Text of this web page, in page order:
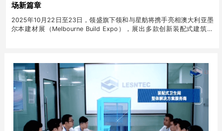
场新篇章
2025年10月22日至23日，领盛旗下领和与星舫将携手亮相澳大利亚墨
尔本建材展（Melbourne Build Expo），展出多款创新装配式建筑产